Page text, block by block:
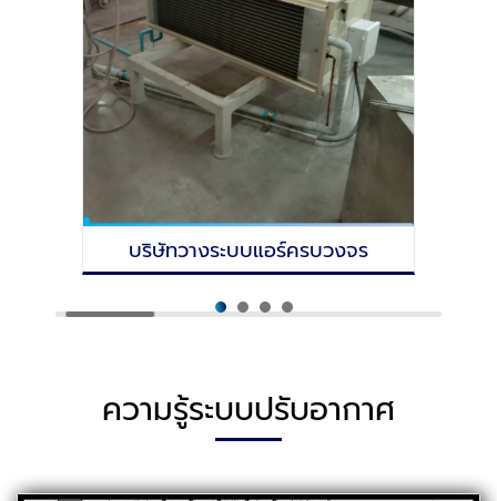
บริษัทวางระบบแอร์ครบวงจร
ความรู้ระบบปรับอากาศ